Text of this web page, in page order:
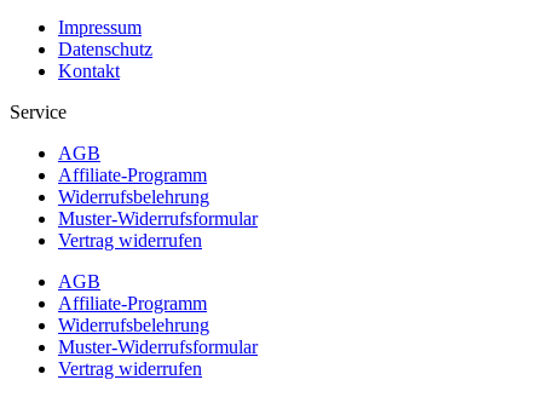
Impressum
Datenschutz
Kontakt
Service
AGB
Affiliate-Programm
Widerrufsbelehrung
Muster-Widerrufsformular
Vertrag widerrufen
AGB
Affiliate-Programm
Widerrufsbelehrung
Muster-Widerrufsformular
Vertrag widerrufen